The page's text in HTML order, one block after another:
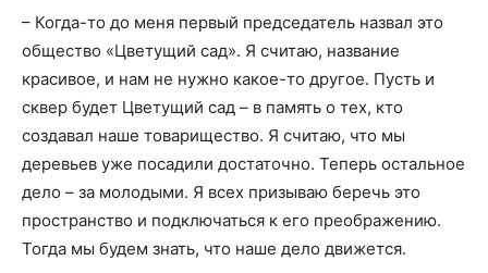
– Когда-то до меня первый председатель назвал это
общество «Цветущий сад». Я считаю, название
красивое, и нам не нужно какое-то другое. Пусть и
сквер будет Цветущий сад – в память о тех, кто
создавал наше товарищество. Я считаю, что мы
деревьев уже посадили достаточно. Теперь остальное
дело – за молодыми. Я всех призываю беречь это
пространство и подключаться к его преображению.
Тогда мы будем знать, что наше дело движется.